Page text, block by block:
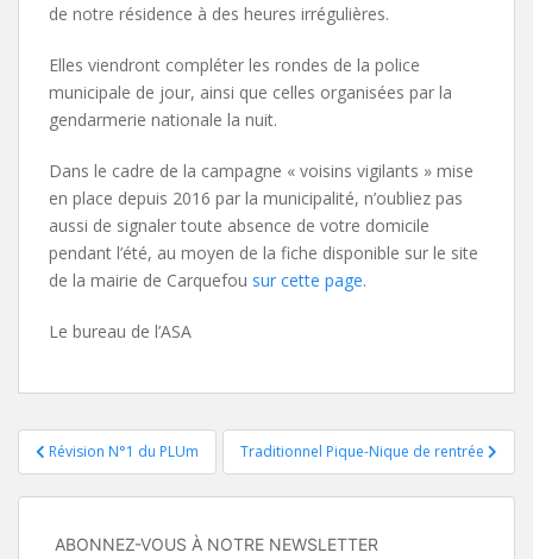
de notre résidence à des heures irrégulières.
Elles viendront compléter les rondes de la police
municipale de jour, ainsi que celles organisées par la
gendarmerie nationale la nuit.
Dans le cadre de la campagne « voisins vigilants » mise
en place depuis 2016 par la municipalité, n’oubliez pas
aussi de signaler toute absence de votre domicile
pendant l’été, au moyen de la fiche disponible sur le site
de la mairie de Carquefou sur cette page.
Le bureau de l’ASA
Navigation
de
l’article
Révision N°1 du PLUm Traditionnel Pique-Nique de rentrée
ABONNEZ-VOUS À NOTRE NEWSLETTER